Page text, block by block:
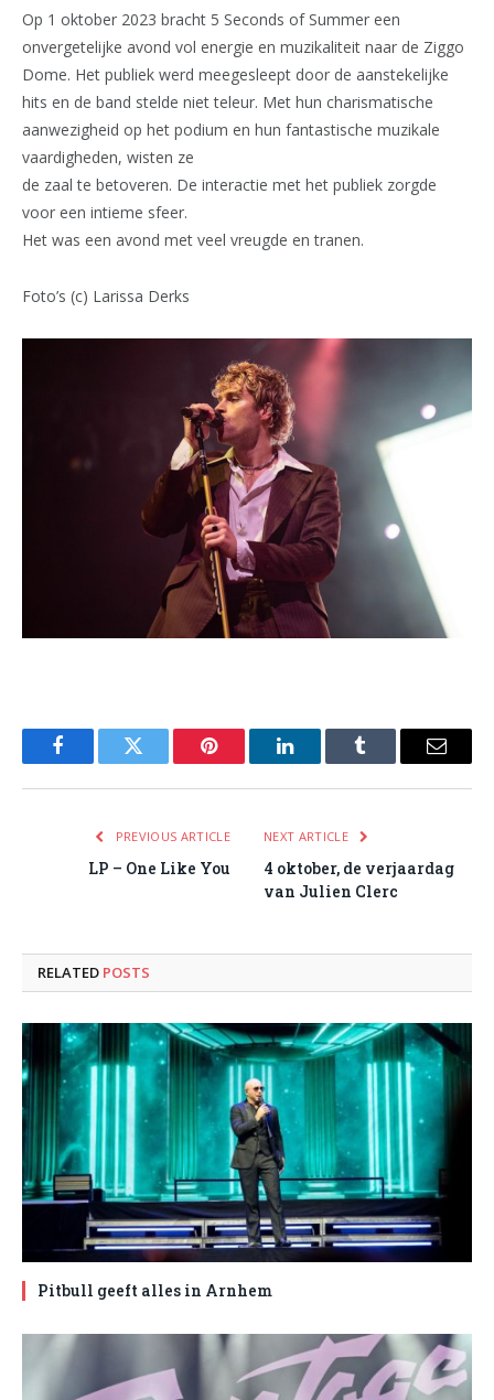
Op 1 oktober 2023 bracht 5 Seconds of Summer een
onvergetelijke avond vol energie en muzikaliteit naar de Ziggo
Dome. Het publiek werd meegesleept door de aanstekelijke
hits en de band stelde niet teleur. Met hun charismatische
aanwezigheid op het podium en hun fantastische muzikale
vaardigheden, wisten ze
de zaal te betoveren. De interactie met het publiek zorgde
voor een intieme sfeer.
Het was een avond met veel vreugde en tranen.
Foto’s (c) Larissa Derks
FacebookTwitter Pinterest LinkedInTumblr Email
PREVIOUS ARTICLE
LP – One Like You
NEXT ARTICLE
4 oktober, de verjaardag
van Julien Clerc
RELATED POSTS
Pitbull geeft alles in Arnhem